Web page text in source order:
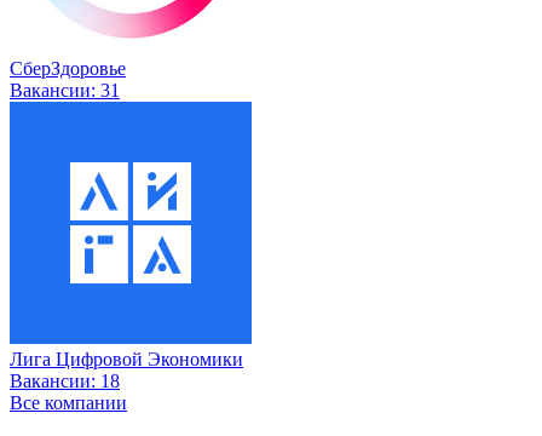
СберЗдоровье
Вакансии: 31
Лига Цифровой Экономики
Вакансии: 18
Все компании